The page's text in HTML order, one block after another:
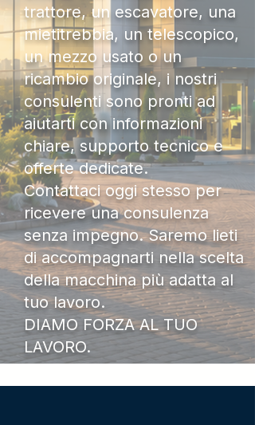
trattore, un escavatore, una
mietitrebbia, un telescopico,
un mezzo usato o un
ricambio originale, i nostri
consulenti sono pronti ad
aiutarti con informazioni
chiare, supporto tecnico e
offerte dedicate.
Contattaci oggi stesso per
ricevere una consulenza
senza impegno. Saremo lieti
di accompagnarti nella scelta
della macchina più adatta al
tuo lavoro.
DIAMO FORZA AL TUO
LAVORO.